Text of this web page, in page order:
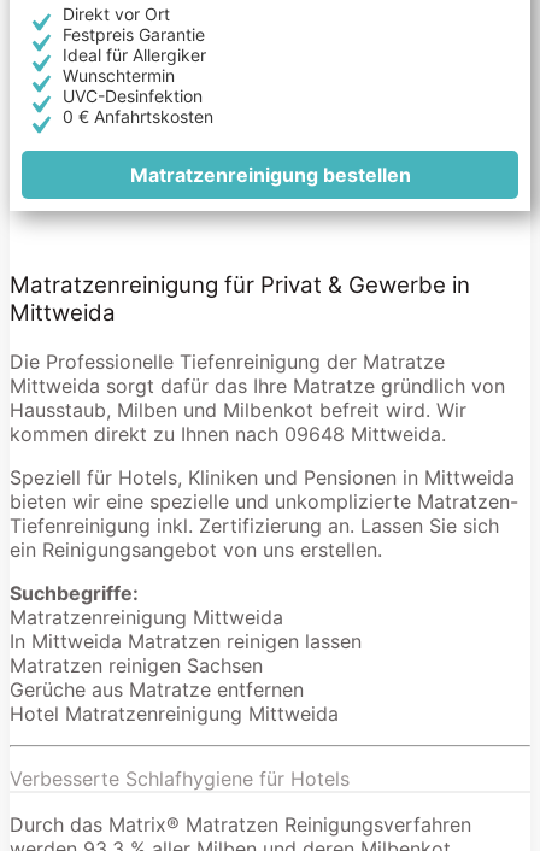
Direkt vor Ort
Festpreis Garantie
Ideal für Allergiker
Wunschtermin
UVC-Desinfektion
0 € Anfahrtskosten
Matratzenreinigung bestellen
Matratzenreinigung für Privat & Gewerbe in
Mittweida
Die Professionelle Tiefenreinigung der Matratze
Mittweida sorgt dafür das Ihre Matratze gründlich von
Hausstaub, Milben und Milbenkot befreit wird. Wir
kommen direkt zu Ihnen nach 09648 Mittweida.
Speziell für Hotels, Kliniken und Pensionen in Mittweida
bieten wir eine spezielle und unkomplizierte Matratzen-
Tiefenreinigung inkl. Zertifizierung an. Lassen Sie sich
ein Reinigungsangebot von uns erstellen.
Suchbegriffe:
Matratzenreinigung Mittweida
In Mittweida Matratzen reinigen lassen
Matratzen reinigen Sachsen
Gerüche aus Matratze entfernen
Hotel Matratzenreinigung Mittweida
Verbesserte Schlafhygiene für Hotels
Durch das Matrix® Matratzen Reinigungsverfahren